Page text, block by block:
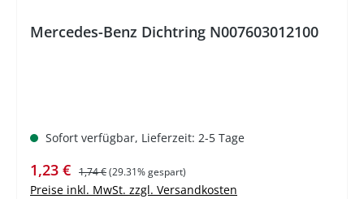
Mercedes-Benz Dichtring N007603012100
Sofort verfügbar, Lieferzeit: 2-5 Tage
Verkaufspreis:
1,23 € Regulärer Preis:
1,74 €(29.31% gespart)
Preise inkl. MwSt. zzgl. Versandkosten